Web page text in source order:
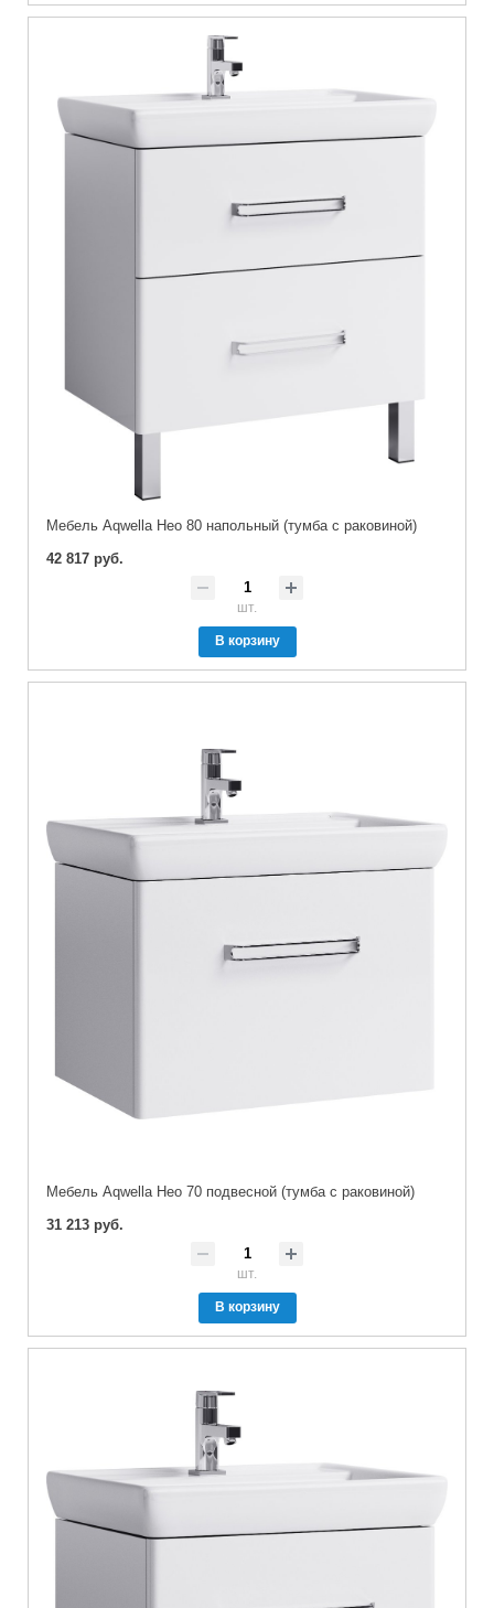
Мебель Aqwella Нео 80 напольный (тумба с раковиной)
42 817 руб.
шт.
В корзину
Мебель Aqwella Нео 70 подвесной (тумба с раковиной)
31 213 руб.
шт.
В корзину